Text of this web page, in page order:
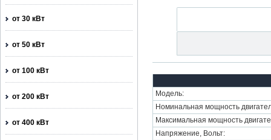
от 30 кВт
от 50 кВт
от 100 кВт
от 200 кВт
от 400 кВт
Модель:
Номинальная мощность
Максимальная мощность
Напряжение, Вольт: